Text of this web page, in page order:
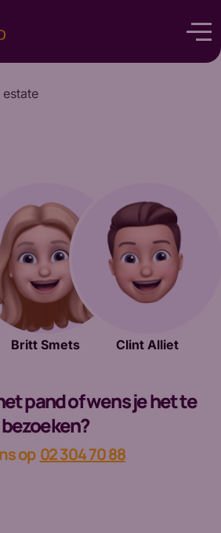
Clint Alliet
Britt Smets
pand of wens je het te
bezoeken?
op 02 304 70 88